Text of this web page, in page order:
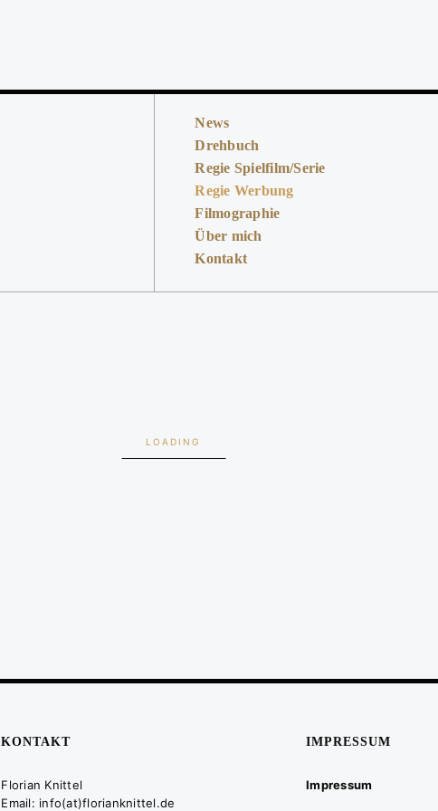
News
Drehbuch
Regie Spielfilm/Serie
Regie Werbung
Filmographie
Über mich
Kontakt
LOADING
KONTAKT
Florian Knittel
Email: info(at)florianknittel.de
IMPRESSUM
Impressum